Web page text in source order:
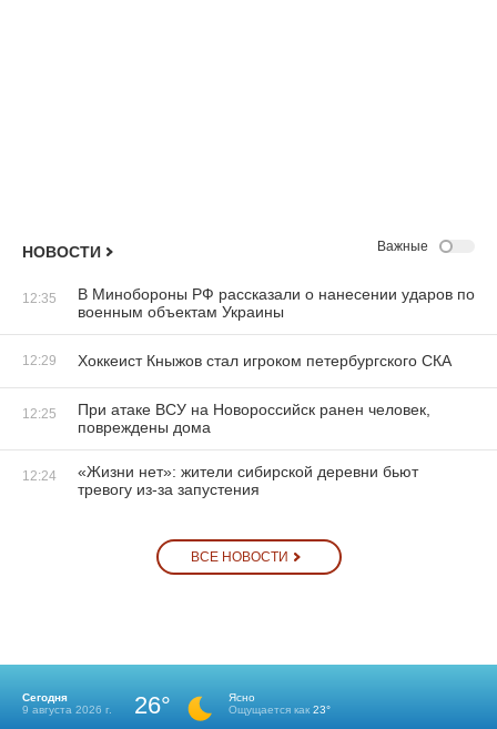
НОВОСТИ Важные
12:35
В Минобороны РФ рассказали о нанесении ударов по
военным объектам Украины
12:29 Хоккеист Кныжов стал игроком петербургского СКА
12:25
При атаке ВСУ на Новороссийск ранен человек,
повреждены дома
12:24
«Жизни нет»: жители сибирской деревни бьют
тревогу из-за запустения
ВСЕ НОВОСТИ
Сегодня
9 августа 2026 г.
26°
Ясно
Ощущается как 23°